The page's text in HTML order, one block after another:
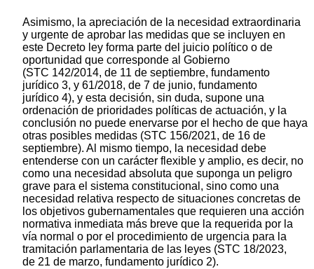
Asimismo, la apreciación de la necesidad extraordinaria
y urgente de aprobar las medidas que se incluyen en
este Decreto ley forma parte del juicio político o de
oportunidad que corresponde al Gobierno
(STC 142/2014, de 11 de septiembre, fundamento
jurídico 3, y 61/2018, de 7 de junio, fundamento
jurídico 4), y esta decisión, sin duda, supone una
ordenación de prioridades políticas de actuación, y la
conclusión no puede enervarse por el hecho de que haya
otras posibles medidas (STC 156/2021, de 16 de
septiembre). Al mismo tiempo, la necesidad debe
entenderse con un carácter flexible y amplio, es decir, no
como una necesidad absoluta que suponga un peligro
grave para el sistema constitucional, sino como una
necesidad relativa respecto de situaciones concretas de
los objetivos gubernamentales que requieren una acción
normativa inmediata más breve que la requerida por la
vía normal o por el procedimiento de urgencia para la
tramitación parlamentaria de las leyes (STC 18/2023,
de 21 de marzo, fundamento jurídico 2).